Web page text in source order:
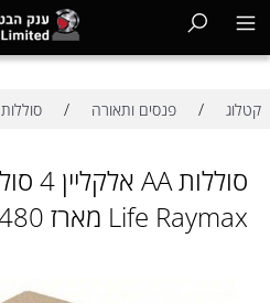
קטלוג / פנסים ותאורה / סוללות
Life Raymax מארז 480 י"ח